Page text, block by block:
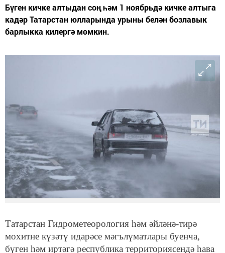
Бүген кичке алтыдан соң һәм 1 ноябрьдә кичке алтыга
кадәр Татарстан юлларында урыны белән бозлавык
барлыкка килергә мөмкин.
Татарстан Гидрометеорология һәм әйләнә-тирә
мохитне күзәтү идарәсе мәгълүматлары буенча,
бүген һәм иртәгә республика территориясендә һава